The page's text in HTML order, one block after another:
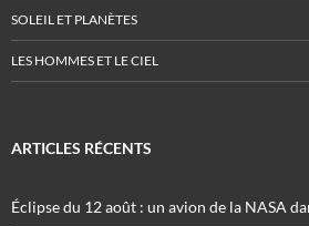
SOLEIL ET PLANÈTES
LES HOMMES ET LE CIEL
ARTICLES RÉCENTS
Éclipse du 12 août : un avion de la NASA